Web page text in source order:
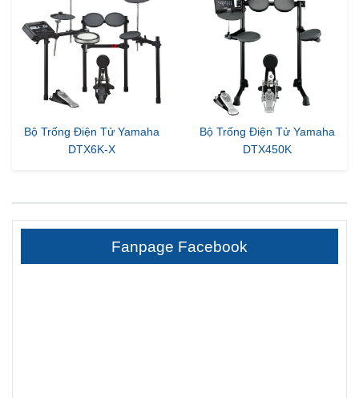
Bộ Trống Điện Tử Yamaha
DTX6K-X
Bộ Trống Điện Tử Yamaha
DTX450K
Fanpage Facebook